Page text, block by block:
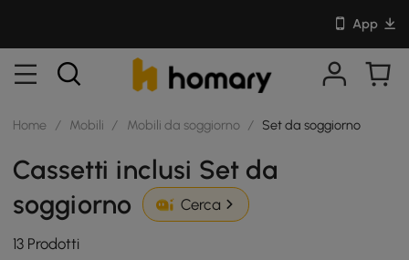
App
Home / Mobili / Mobili da soggiorno / Set da soggiorno
Cassetti inclusi Set da
soggiorno
Cerca
13 Prodotti